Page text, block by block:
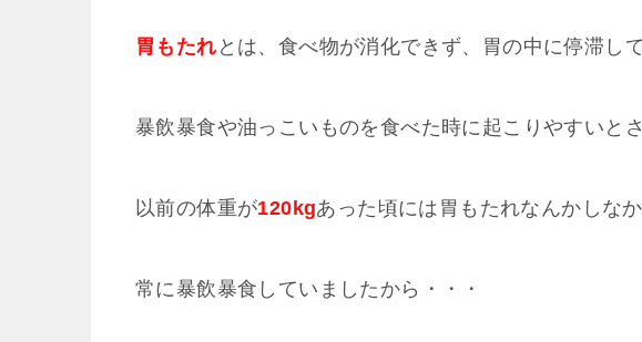
胃もたれとは、食べ物が消化できず、胃の中に停滞し
暴飲暴食や油っこいものを食べた時に起こりやすいと
以前の体重が120kgあった頃には胃もたれなんかしな
常に暴飲暴食していましたから・・・